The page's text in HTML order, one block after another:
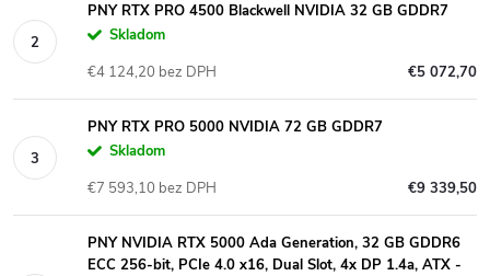
PNY RTX PRO 4500 Blackwell NVIDIA 32 GB GDDR7
Skladom
€5 072,70
€4 124,20 bez DPH
PNY RTX PRO 5000 NVIDIA 72 GB GDDR7
Skladom
€9 339,50
€7 593,10 bez DPH
PNY NVIDIA RTX 5000 Ada Generation, 32 GB GDDR6
ECC 256-bit, PCIe 4.0 x16, Dual Slot, 4x DP 1.4a, ATX -